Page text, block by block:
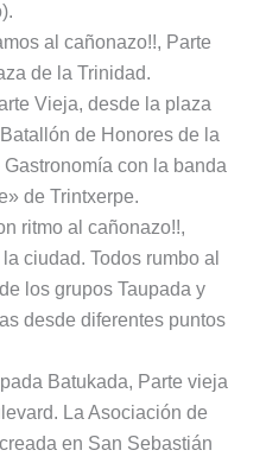
al cañonazo!!, Parte
de la Trinidad.
Vieja, desde la plaza
de Honores de la
con la banda
de Trintxerpe.
ritmo al cañonazo!!,
ciudad. Todos rumbo al
los grupos Taupada y
desde diferentes puntos
Batukada, Parte vieja
La Asociación de
en San Sebastián